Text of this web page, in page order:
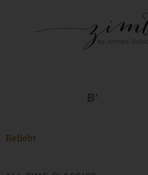
Beliebt